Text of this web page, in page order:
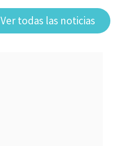
Ver todas las noticias